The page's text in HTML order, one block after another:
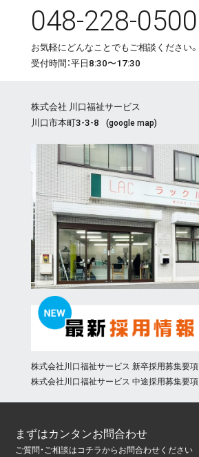
048-228-0500
お気軽にどんなことでもご相談ください。
受付時間：平日8:30〜17:30
株式会社 川口福祉サービス
川口市本町3-3-8
(google map)
株式会社川口福祉サービス 新卒採用募集要項
株式会社川口福祉サービス 中途採用募集要項
まずはカンタンお問合わせ
ご質問・ご相談はコチラからお問合わせください